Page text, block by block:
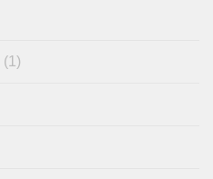
(1)